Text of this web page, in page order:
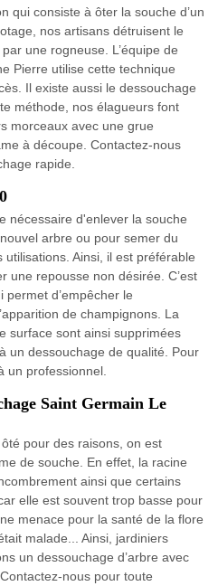
qui consiste à ôter la souche d’un
nos artisans détruisent le
une rogneuse. L’équipe de
Pierre utilise cette technique
Il existe aussi le dessouchage
méthode, nos élagueurs font
morceaux avec une grue
à découpe. Contactez-nous
rapide.
nécessaire d'enlever la souche
arbre ou pour semer du
utilisations. Ainsi, il est préférable
une repousse non désirée. C’est
d’empêcher le
de champignons. La
surface sont ainsi supprimées
un dessouchage de qualité. Pour
un professionnel.
Saint Germain Le
pour des raisons, on est
de souche. En effet, la racine
ainsi que certains
elle est souvent trop basse pour
menace pour la santé de la flore
malade... Ainsi, jardiniers
un dessouchage d’arbre avec
nous pour toute